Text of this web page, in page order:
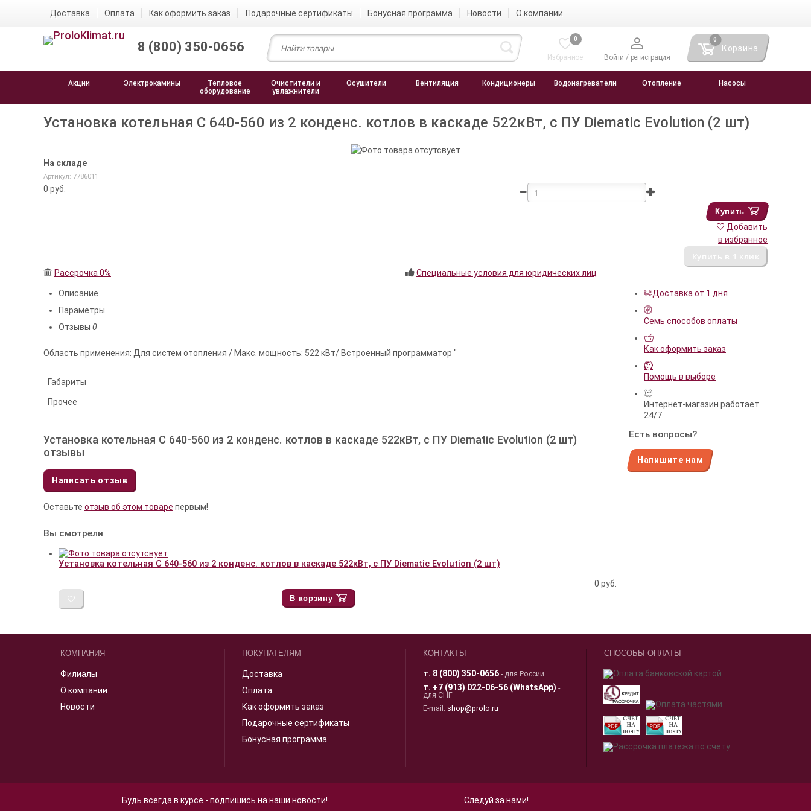
Доставка Оплата Как оформить заказ Подарочные сертификаты Бонусная программа Новости О компании
8 (800) 350-0656
0
Избранное Войти / регистрация
0
Корзина
Акции Электрокамины
Тепловое
оборудование
Очистители и
увлажнители
Осушители Вентиляция Кондиционеры Водонагреватели Отопление Насосы
Установка котельная C 640-560 из 2 конденс. котлов в каскаде 522кВт, с ПУ Diematic Evolution (2 шт)
На складе
Артикул: 7786011
0 руб.
Купить
Добавить
в избранное
Рассрочка 0% Специальные условия для юридических лиц
Доставка от 1 дня
Семь способов оплаты
Как оформить заказ
Помощь в выборе
Интернет-магазин работает
24/7
Есть вопросы?
Напишите нам
Описание
Параметры
Отзывы 0
Область применения: Для систем отопления / Макс. мощность: 522 кВт/ Встроенный программатор "
Габариты
Прочее
Установка котельная C 640-560 из 2 конденс. котлов в каскаде 522кВт, с ПУ Diematic Evolution (2 шт)
отзывы
Написать отзыв
Оставьте отзыв об этом товаре первым!
Вы смотрели
Установка котельная C 640-560 из 2 конденс. котлов в каскаде 522кВт, с ПУ Diematic Evolution (2 шт)
0 руб.
В корзину
КОМПАНИЯ
Филиалы
О компании
Новости
ПОКУПАТЕЛЯМ
Доставка
Оплата
Как оформить заказ
Подарочные сертификаты
Бонусная программа
КОНТАКТЫ
т. 8 (800) 350-0656 - для России
т. +7 (913) 022-06-56 (WhatsApp) -
для СНГ
E-mail: shop@prolo.ru
СПОСОБЫ ОПЛАТЫ
Будь всегда в курсе - подпишись на наши новости! Следуй за нами!